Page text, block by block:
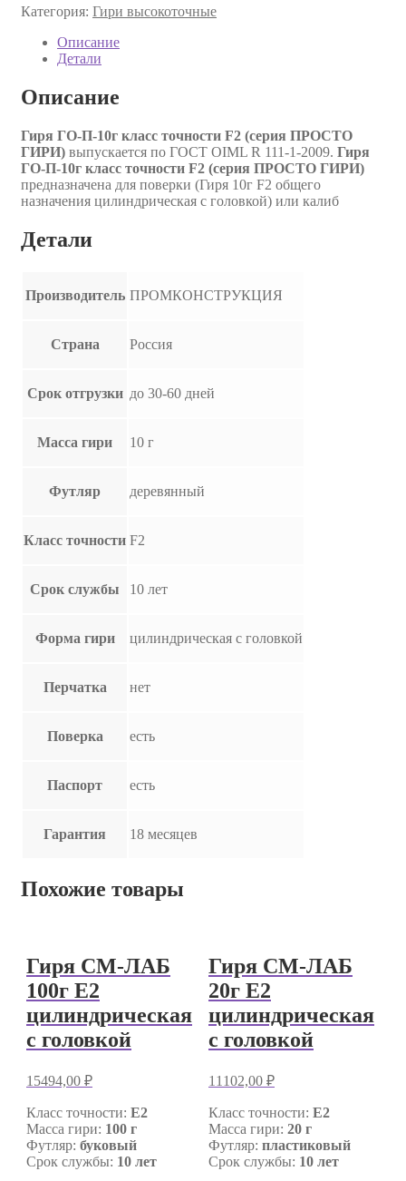
Категория: Гири высокоточные
Описание
Детали
Описание
Гиря ГО-П-10г класс точности F2 (серия ПРОСТО
ГИРИ) выпускается по ГОСТ OIML R 111-1-2009. Гиря
ГО-П-10г класс точности F2 (серия ПРОСТО ГИРИ)
предназначена для поверки (Гиря 10г F2 общего
назначения цилиндрическая с головкой) или калиб
Детали
Производитель ПРОМКОНСТРУКЦИЯ
Страна Россия
Срок отгрузки до 30-60 дней
Масса гири 10 г
Футляр деревянный
Класс точности F2
Срок службы 10 лет
Форма гири цилиндрическая с головкой
Перчатка нет
Поверка есть
Паспорт есть
Гарантия 18 месяцев
Похожие товары
Гиря СМ-ЛАБ
100г E2
цилиндрическая
с головкой
15494,00 ₽
Класс точности: E2
Масса гири: 100 г
Футляр: буковый
Срок службы: 10 лет
Гиря СМ-ЛАБ
20г E2
цилиндрическая
с головкой
11102,00 ₽
Класс точности: E2
Масса гири: 20 г
Футляр: пластиковый
Срок службы: 10 лет